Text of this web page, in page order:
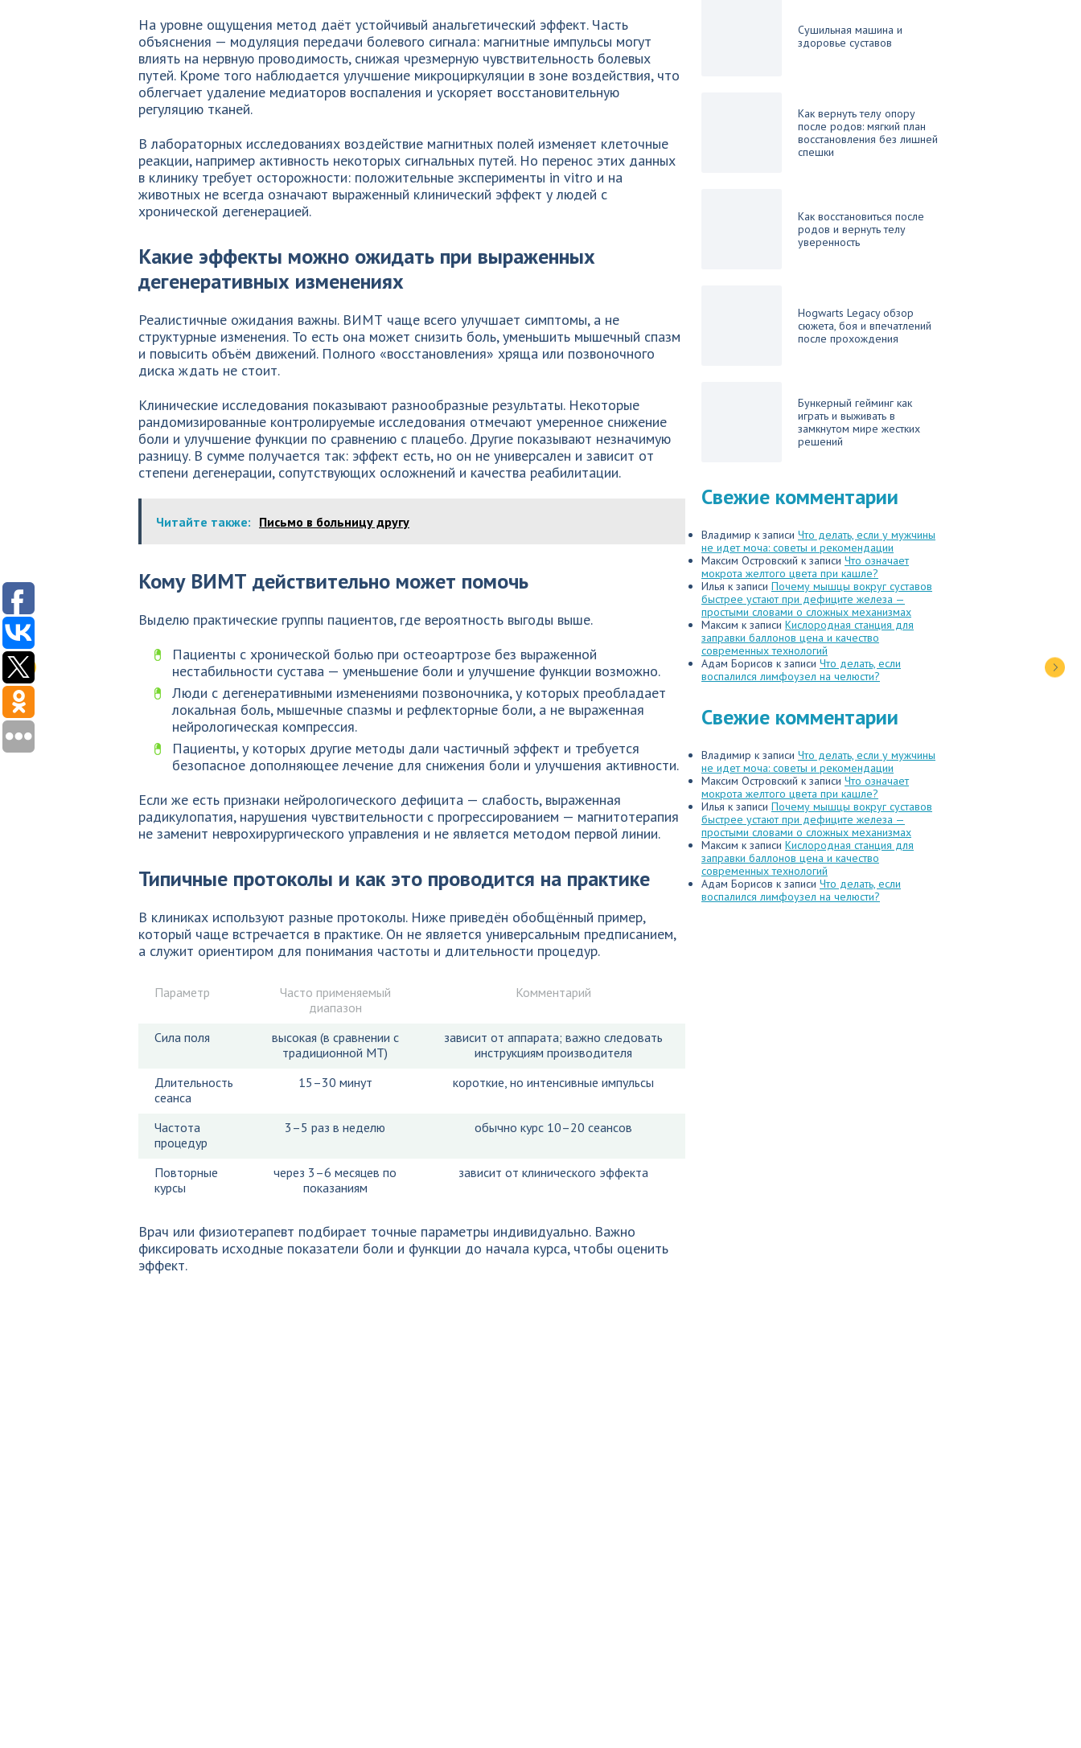
На уровне ощущения метод даёт устойчивый анальгетический эффект. Часть
объяснения — модуляция передачи болевого сигнала: магнитные импульсы могут
влиять на нервную проводимость, снижая чрезмерную чувствительность болевых
путей. Кроме того наблюдается улучшение микроциркуляции в зоне воздействия, что
облегчает удаление медиаторов воспаления и ускоряет восстановительную
регуляцию тканей.
В лабораторных исследованиях воздействие магнитных полей изменяет клеточные
реакции, например активность некоторых сигнальных путей. Но перенос этих данных
в клинику требует осторожности: положительные эксперименты in vitro и на
животных не всегда означают выраженный клинический эффект у людей с
хронической дегенерацией.
Какие эффекты можно ожидать при выраженных
дегенеративных изменениях
Реалистичные ожидания важны. ВИМТ чаще всего улучшает симптомы, а не
структурные изменения. То есть она может снизить боль, уменьшить мышечный спазм
и повысить объём движений. Полного «восстановления» хряща или позвоночного
диска ждать не стоит.
Клинические исследования показывают разнообразные результаты. Некоторые
рандомизированные контролируемые исследования отмечают умеренное снижение
боли и улучшение функции по сравнению с плацебо. Другие показывают незначимую
разницу. В сумме получается так: эффект есть, но он не универсален и зависит от
степени дегенерации, сопутствующих осложнений и качества реабилитации.
Читайте также: Письмо в больницу другу
Кому ВИМТ действительно может помочь
Выделю практические группы пациентов, где вероятность выгоды выше.
Пациенты с хронической болью при остеоартрозе без выраженной
нестабильности сустава — уменьшение боли и улучшение функции возможно.
Люди с дегенеративными изменениями позвоночника, у которых преобладает
локальная боль, мышечные спазмы и рефлекторные боли, а не выраженная
нейрологическая компрессия.
Пациенты, у которых другие методы дали частичный эффект и требуется
безопасное дополняющее лечение для снижения боли и улучшения активности.
Если же есть признаки нейрологического дефицита — слабость, выраженная
радикулопатия, нарушения чувствительности с прогрессированием — магнитотерапия
не заменит неврохирургического управления и не является методом первой линии.
Типичные протоколы и как это проводится на практике
В клиниках используют разные протоколы. Ниже приведён обобщённый пример,
который чаще встречается в практике. Он не является универсальным предписанием,
а служит ориентиром для понимания частоты и длительности процедур.
Параметр
Часто применяемый
диапазон
Комментарий
Сила поля
высокая (в сравнении с
традиционной МТ)
зависит от аппарата; важно следовать
инструкциям производителя
Длительность
сеанса
15–30 минут короткие, но интенсивные импульсы
Частота
процедур
3–5 раз в неделю обычно курс 10–20 сеансов
Повторные
курсы
через 3–6 месяцев по
показаниям
зависит от клинического эффекта
Врач или физиотерапевт подбирает точные параметры индивидуально. Важно
фиксировать исходные показатели боли и функции до начала курса, чтобы оценить
эффект.
Сушильная машина и
здоровье суставов
Как вернуть телу опору
после родов: мягкий план
восстановления без лишней
спешки
Как восстановиться после
родов и вернуть телу
уверенность
Hogwarts Legacy обзор
сюжета, боя и впечатлений
после прохождения
Бункерный гейминг как
играть и выживать в
замкнутом мире жестких
решений
Свежие комментарии
Владимир к записи Что делать, если у мужчины
не идет моча: советы и рекомендации
Максим Островский к записи Что означает
мокрота желтого цвета при кашле?
Илья к записи Почему мышцы вокруг суставов
быстрее устают при дефиците железа —
простыми словами о сложных механизмах
Максим к записи Кислородная станция для
заправки баллонов цена и качество
современных технологий
Адам Борисов к записи Что делать, если
воспалился лимфоузел на челюсти?
Свежие комментарии
Владимир к записи Что делать, если у мужчины
не идет моча: советы и рекомендации
Максим Островский к записи Что означает
мокрота желтого цвета при кашле?
Илья к записи Почему мышцы вокруг суставов
быстрее устают при дефиците железа —
простыми словами о сложных механизмах
Максим к записи Кислородная станция для
заправки баллонов цена и качество
современных технологий
Адам Борисов к записи Что делать, если
воспалился лимфоузел на челюсти?